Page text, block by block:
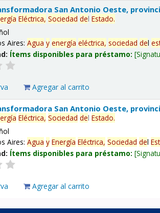
San Antonio Oeste,
Eléctrica, Sociedad delEstado.
Aires:Agua y energía eléctrica, sociedad del
Ítems disponibles para préstamo:
Agregar al carrito
San Antonio Oeste,
Eléctrica, Sociedad delEstado.
Aires:Agua y Energía Eléctrica, Sociedad del
Ítems disponibles para préstamo:
Agregar al carrito